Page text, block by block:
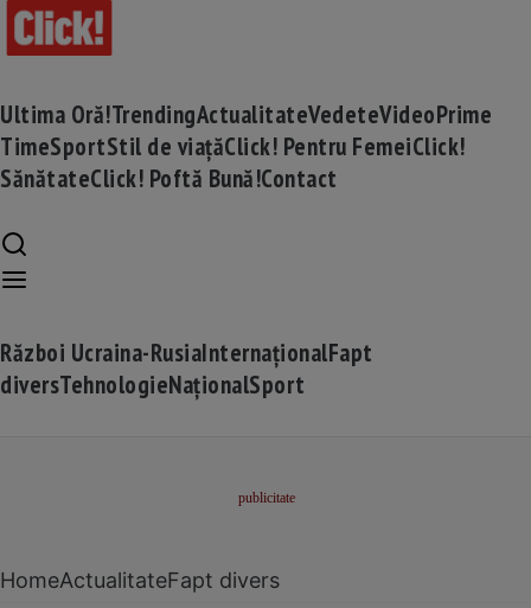
Ultima Oră!TrendingActualitateVedeteVideoPrime
TimeSportStil de viațăClick! Pentru FemeiClick!
SănătateClick! Poftă Bună!Contact
Război Ucraina-RusiaInternaționalFapt
diversTehnologieNaționalSport
HomeActualitateFapt divers